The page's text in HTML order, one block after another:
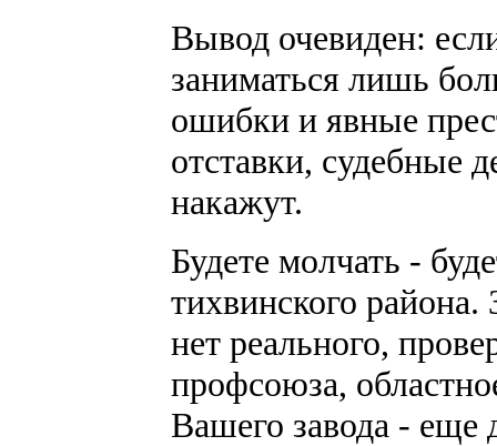
Вывод очевиден:
заниматься лишь
ошибки и явные
отставки, судебные
накажут.
Будете молчать -
тихвинского района.
нет реального,
профсоюза,
Вашего завода - еще